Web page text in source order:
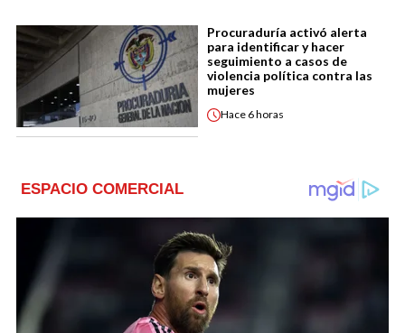
Procuraduría activó alerta
para identificar y hacer
seguimiento a casos de
violencia política contra las
mujeres
Hace 6 horas